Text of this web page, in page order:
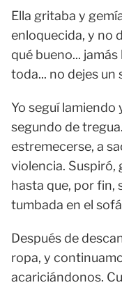
Ella gritaba y
enloquecida, y no
qué bueno...
toda... no dejes un
Yo seguí lamiendo
segundo de
estremecerse, a
violencia. Suspiró,
hasta que, por fin,
tumbada en el
Después de
ropa, y
acariciándonos.